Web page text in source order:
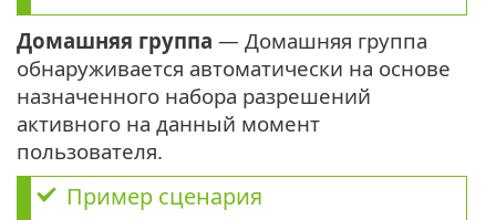
Домашняя группа — Домашняя группа
обнаруживается автоматически на основе
назначенного набора разрешений
активного на данный момент
пользователя.
Пример сценария